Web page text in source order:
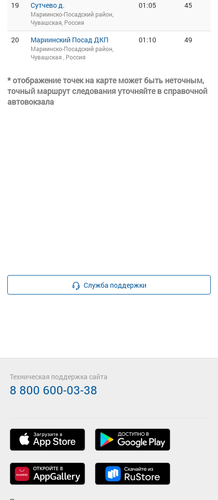
19 Сутчево д.
Мариинско-Посадский район,
Чувашская, Россия
01:05 45
20 Мариинский Посад ДКП
Мариинско-Посадский район,
Чувашская , Россия
01:10 49
* отображение точек на карте может быть неточным,
точный маршрут следования уточняйте в справочной
автовокзала
Служба поддержки
Техническая поддержка сайта
8 800 600-03-38